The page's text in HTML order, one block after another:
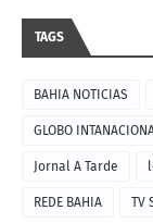
TAGS
BAHIA NOTICIAS
GLOBO
Jornal A Tarde
REDE BAHIA TV